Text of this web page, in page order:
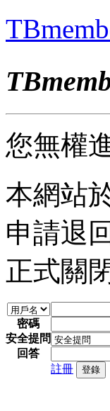
您無權
本網站
申請退
正式關
密碼
安全提問
回答
註冊
登錄